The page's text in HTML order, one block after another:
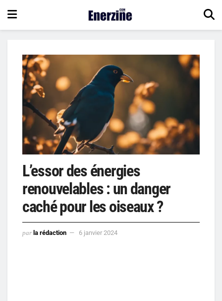
L’essor des énergies
renouvelables : un danger
caché pour les oiseaux ?
par la rédaction 6 janvier 2024